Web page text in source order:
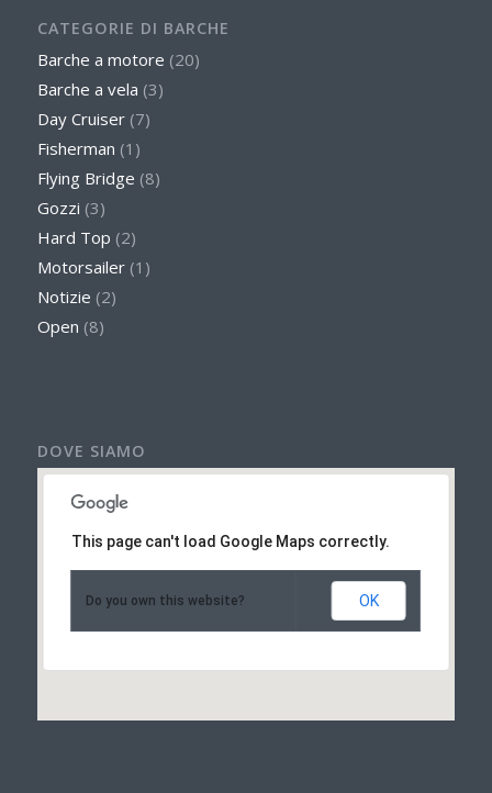
CATEGORIE DI BARCHE
Barche a motore (20)
Barche a vela (3)
Day Cruiser(7)
Fisherman (1)
Flying Bridge (8)
Gozzi (3)
Hard Top (2)
Motorsailer(1)
Notizie (2)
Open (8)
DOVE SIAMO
This page can't load Google Maps correctly.
Do you own this website? OK